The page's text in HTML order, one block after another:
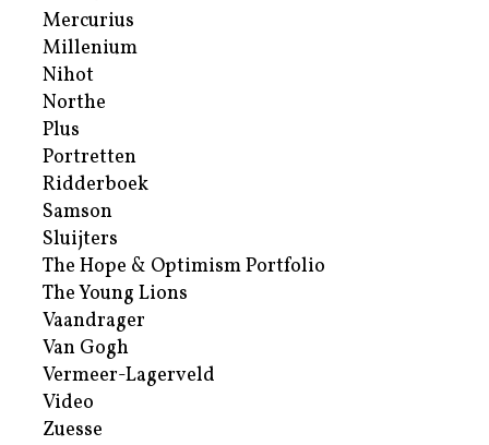
Mercurius
Millenium
Nihot
Northe
Plus
Portretten
Ridderboek
Samson
Sluijters
The Hope & Optimism Portfolio
The Young Lions
Vaandrager
Van Gogh
Vermeer-Lagerveld
Video
Zuesse